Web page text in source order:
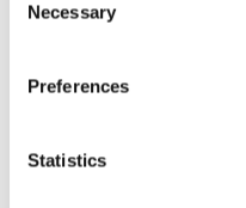
Selection
Necessary
Preferences
Statistics
Motorkleding heren
Motorbroek heren